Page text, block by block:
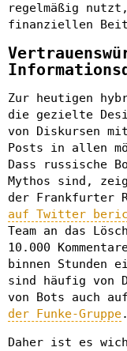
regelmäßig
finanziellen
Zur heutigen
die gezielte
von Diskursen
Posts in allen
Dass russische
Mythos sind,
der Frankfurter
auf Twitter
Team an das
10.000
binnen Stunden
sind häufig von
von Bots auch
der Funke-Gruppe.
Daher ist es